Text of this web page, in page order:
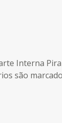
Interna
são